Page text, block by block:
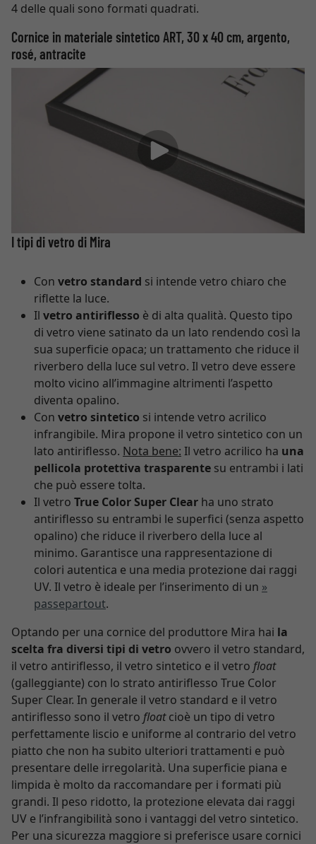
4 delle quali sono formati quadrati.
Cornice in materiale sintetico ART, 30 x 40 cm, argento,
rosé, antracite
I tipi di vetro di Mira
Con vetro standard si intende vetro chiaro che
riflette la luce.
Il vetro antiriflesso è di alta qualità. Questo tipo
di vetro viene satinato da un lato rendendo così la
sua superficie opaca; un trattamento che riduce il
riverbero della luce sul vetro. Il vetro deve essere
molto vicino all’immagine altrimenti l’aspetto
diventa opalino.
Con vetro sintetico si intende vetro acrilico
infrangibile. Mira propone il vetro sintetico con un
lato antiriflesso. Nota bene: Il vetro acrilico ha una
pellicola protettiva trasparente su entrambi i lati
che può essere tolta.
Il vetro True Color Super Clear ha uno strato
antiriflesso su entrambi le superfici (senza aspetto
opalino) che riduce il riverbero della luce al
minimo. Garantisce una rappresentazione di
colori autentica e una media protezione dai raggi
UV. Il vetro è ideale per l’inserimento di un »
passepartout.
Optando per una cornice del produttore Mira hai la
scelta fra diversi tipi di vetro ovvero il vetro standard,
il vetro antiriflesso, il vetro sintetico e il vetro float
(galleggiante) con lo strato antiriflesso True Color
Super Clear. In generale il vetro standard e il vetro
antiriflesso sono il vetro floatcioè un tipo di vetro
perfettamente liscio e uniforme al contrario del vetro
piatto che non ha subito ulteriori trattamenti e può
presentare delle irregolarità. Una superficie piana e
limpida è molto da raccomandare per i formati più
grandi. Il peso ridotto, la protezione elevata dai raggi
UV e l’infrangibilità sono i vantaggi del vetro sintetico.
Per una sicurezza maggiore si preferisce usare cornici